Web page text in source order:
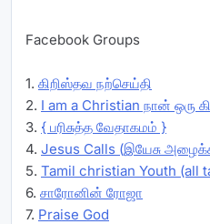
Facebook Groups
1. கிறிஸ்தவ நற்செய்தி
2. I am a Christian நான் ஒரு
3. { பரிசுத்த வேதாகமம் }
4. Jesus Calls (இயேசு
5. Tamil christian Youth (all
6. சாரோனின் ரோஜா
7. Praise God